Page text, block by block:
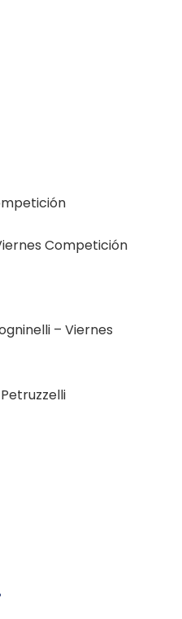
Competición
– Viernes